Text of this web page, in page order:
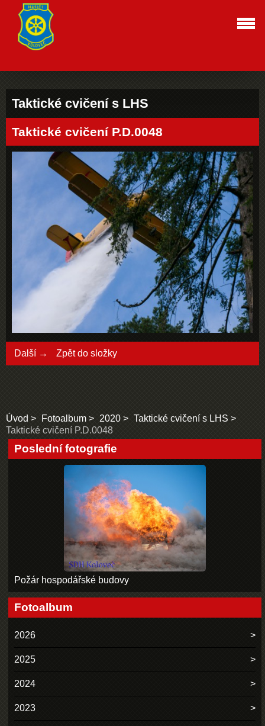
Taktické cvičení s LHS
Taktické cvičení P.D.0048
Další → Zpět do složky
Úvod Fotoalbum 2020
Taktické cvičení s LHS
Taktické cvičení P.D.0048
Poslední fotografie
Požár hospodářské budovy
Fotoalbum
2026
2025
2024
2023